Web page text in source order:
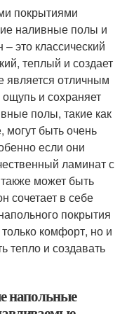
покрытиями
наливные полы и
это классический
теплый и создает
является отличным
и сохраняет
полы, такие как
могут быть очень
если они
ламинат с
может быть
сочетает в себе
покрытия
комфорт, но и
тепло и создавать
напольные